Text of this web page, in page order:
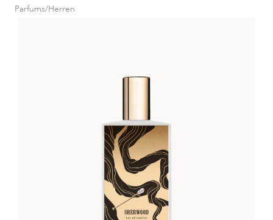
Parfums/Herren